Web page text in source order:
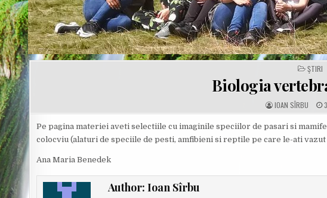
POSTED
IN
ŞTIRI
Biologia
A
U
H
R
IOAN SÎRBU P
U
L
S
A
Pe pagina materiei aveti selectiile cu imaginile speciilor de pasari si
colocviu (alaturi de speciile de pesti, amfibieni si reptile pe care le-ati
Ana Maria Benedek
Author: Ioan Sîrbu